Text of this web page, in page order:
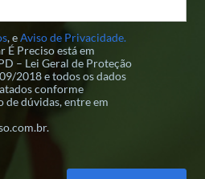
, eAviso de Privacidade.
É Preciso está em
– Lei Geral de Proteção
2018 e todos os dados
conforme
de dúvidas, entre em